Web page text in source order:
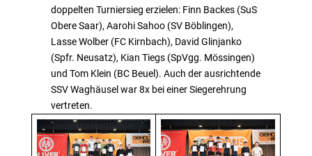
doppelten Turniersieg erzielen: Finn Backes (SuS
Obere Saar), Aarohi Sahoo (SV Böblingen),
Lasse Wolber (FC Kirnbach), David Glinjanko
(Spfr. Neusatz), Kian Tiegs (SpVgg. Mössingen)
und Tom Klein (BC Beuel). Auch der ausrichtende
SSV Waghäusel war 8x bei einer Siegerehrung
vertreten.